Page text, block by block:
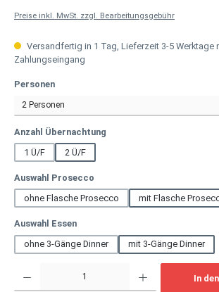
Preise inkl. MwSt. zzgl. Bearbeitungsgebühr
Versandfertig in 1 Tag, Lieferzeit 3-5 Werktage
Zahlungseingang
Personenauswählen
Anzahl Übernachtung
1 Ü/F
2 Ü/F
Auswahl Prosecco
ohne Flasche Prosecco
mit Flasche
Auswahl Essenauswählen
ohne 3-Gänge Dinner
mit 3-Gänge Dinner
In